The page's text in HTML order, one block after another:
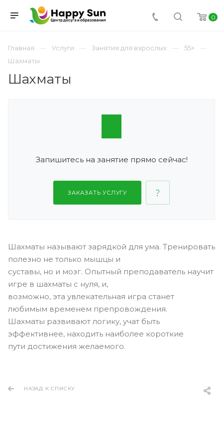
0
Главная Услуги Занятия для взрослых
55+
Шахматы
Шахматы
Запишитесь на занятие прямо сейчас!
ЗАКАЗАТЬ УСЛУГУ
Шахматы называют зарядкой для ума. Тренировать
полезно не только мышцы и
суставы, но и мозг. Опытный преподаватель научит
игре в шахматы с нуля, и,
возможно, эта увлекательная игра станет
любимым временем препровождения.
Шахматы развивают логику, учат быть
эффективнее, находить наиболее короткие
пути достижения желаемого.
НАЗАД К СПИСКУ